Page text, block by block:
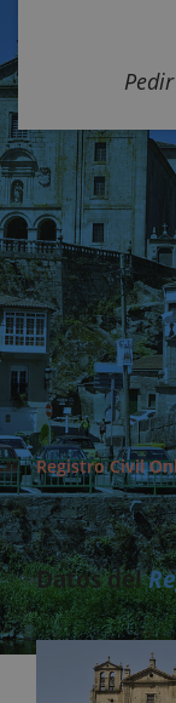
Registro Civil
Datos del